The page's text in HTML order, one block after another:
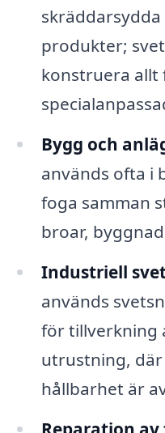
produkter;
konstruera allt
Bygg och
används ofta i
foga samman
broar,
Industriell
används
för tillverkning
utrustning,
hållbarhet är